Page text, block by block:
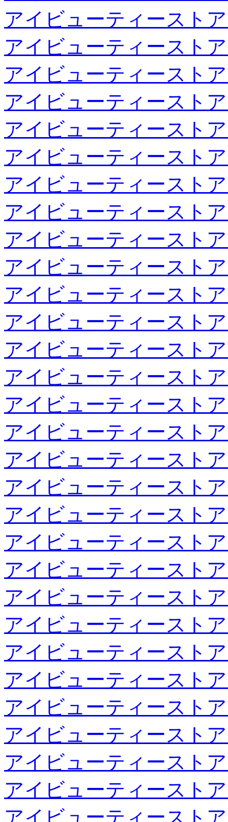
アイビューティースト
アイビューティースト
アイビューティースト
アイビューティースト
アイビューティースト
アイビューティースト
アイビューティースト
アイビューティースト
アイビューティースト
アイビューティースト
アイビューティースト
アイビューティースト
アイビューティースト
アイビューティースト
アイビューティースト
アイビューティースト
アイビューティースト
アイビューティースト
アイビューティースト
アイビューティースト
アイビューティースト
アイビューティースト
アイビューティースト
アイビューティースト
アイビューティースト
アイビューティースト
アイビューティースト
アイビューティースト
アイビューティースト
アイビューティースト